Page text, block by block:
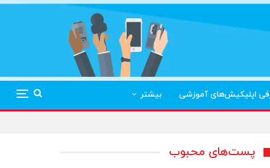
اپلیکیش‌های آموزشی بیشتر
پست‌های محبوب